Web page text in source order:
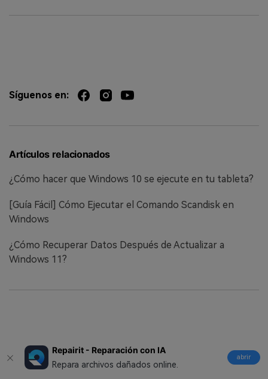
Repairit - Reparación con IA
Repara archivos dañados online.
abrir
Síguenos en:
Artículos relacionados
¿Cómo hacer que Windows 10 se ejecute en tu tableta?
[Guía Fácil] Cómo Ejecutar el Comando Scandisk en
Windows
¿Cómo Recuperar Datos Después de Actualizar a
Windows 11?